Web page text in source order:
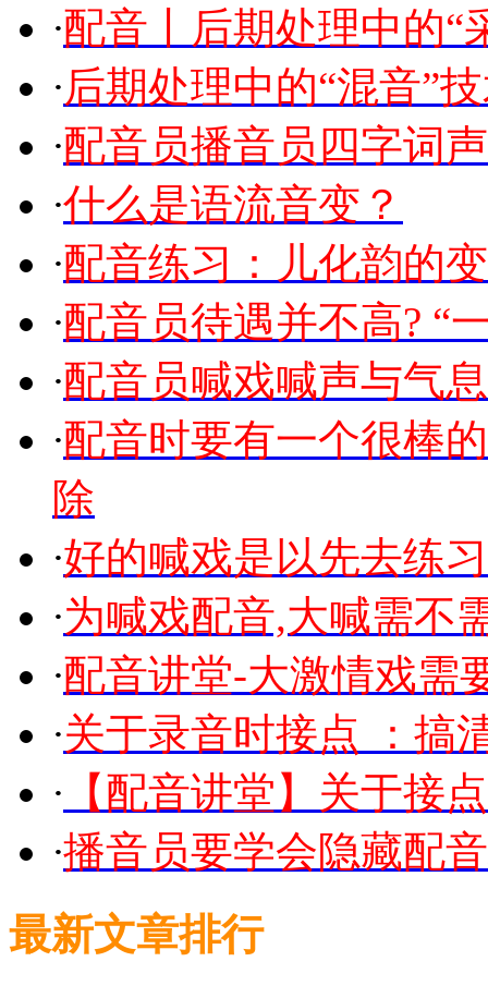
·配音丨后期处理中的“
·后期处理中的“混音”
·配音员播音员四字词
·什么是语流音变？
·配音练习：儿化韵的
·配音员待遇并不高? “
·配音员喊戏喊声与气
·配音时要有一个很棒
除
·好的喊戏是以先去练
·为喊戏配音,大喊需不
·配音讲堂-大激情戏需
·关于录音时接点 ：搞
· 【配音讲堂】关于接
·播音员要学会隐藏配
最新文章排行